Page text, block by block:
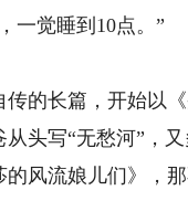
一觉睡到10点。”
长篇，开始以《
头写“无愁河”，
风流娘儿们》，